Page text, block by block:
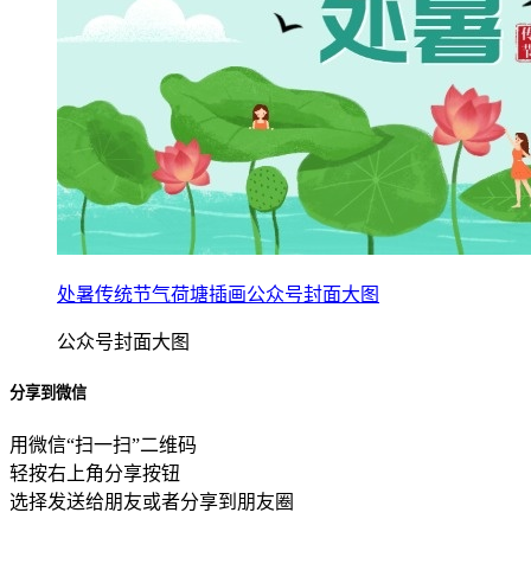
处暑传统节气荷塘插画公众号封面大图
公众号封面大图
分享到微信
用微信“扫一扫”二维码
轻按右上角分享按钮
选择发送给朋友或者分享到朋友圈